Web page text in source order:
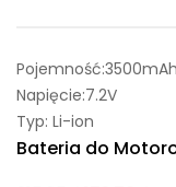
Pojemność:3500mAh
Napięcie:7.2V
Typ: Li-ion
Bateria do